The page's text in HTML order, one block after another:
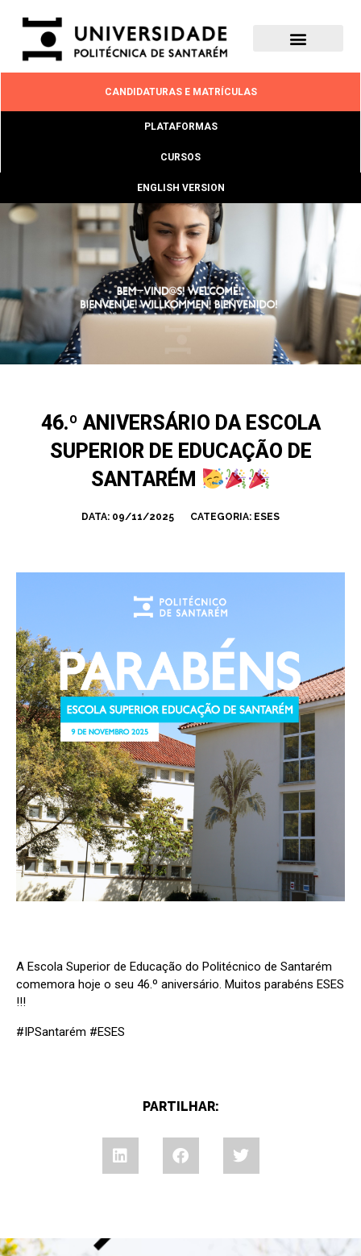
CANDIDATURAS E MATRÍCULAS
PLATAFORMAS
CURSOS
ENGLISH VERSION
46.º ANIVERSÁRIO DA ESCOLA
SUPERIOR DE EDUCAÇÃO DE
SANTARÉM
DATA: 09/11/2025 CATEGORIA: ESES
A Escola Superior de Educação do Politécnico de Santarém
comemora hoje o seu 46.º aniversário. Muitos parabéns ESES
!!!
#IPSantarém #ESES
PARTILHAR: